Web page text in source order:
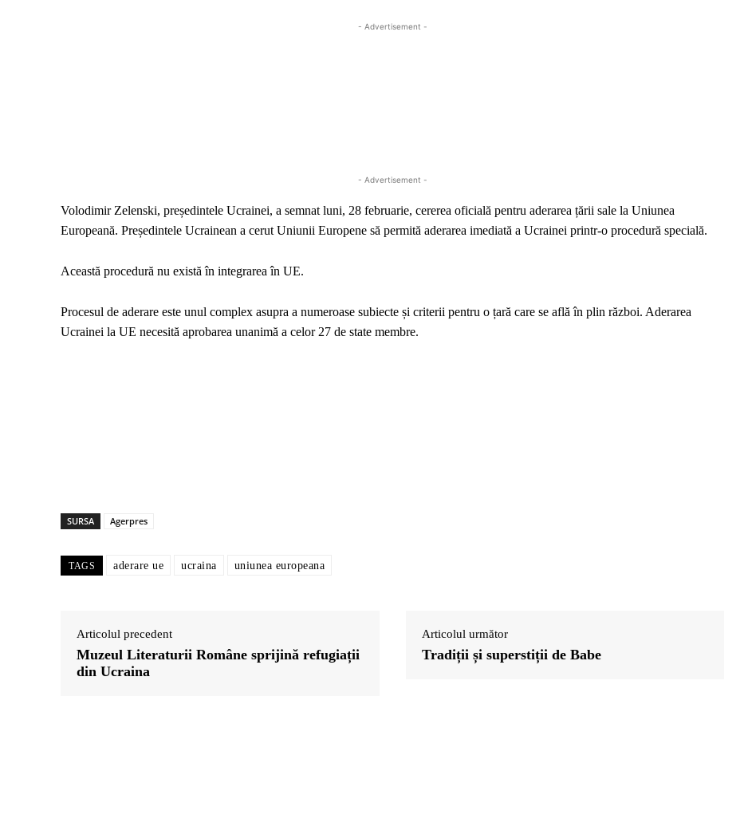
- Advertisement -
- Advertisement -
Volodimir Zelenski, președintele Ucrainei, a semnat luni, 28 februarie, cererea oficială pentru aderarea țării sale la Uniunea
Europeană. Președintele Ucrainean a cerut Uniunii Europene să permită aderarea imediată a Ucrainei printr-o procedură specială.
Această procedură nu există în integrarea în UE.
Procesul de aderare este unul complex asupra a numeroase subiecte și criterii pentru o țară care se află în plin război. Aderarea
Ucrainei la UE necesită aprobarea unanimă a celor 27 de state membre.
SURSA Agerpres
TAGS aderare ue ucraina uniunea europeana
Articolul precedent
Muzeul Literaturii Române sprijină refugiații
din Ucraina
Articolul următor
Tradiții și superstiții de Babe